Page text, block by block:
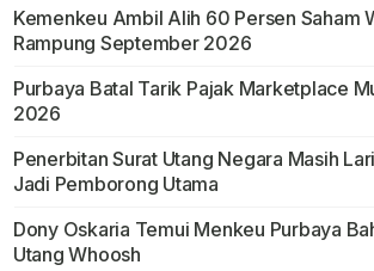
Kemenkeu Ambil Alih 60 Persen Saham
Rampung September 2026
Purbaya Batal Tarik Pajak Marketplace
2026
Penerbitan Surat Utang Negara Masih
Jadi Pemborong Utama
Dony Oskaria Temui Menkeu Purbaya
Utang Whoosh